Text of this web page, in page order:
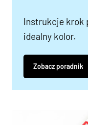
Instrukcje krok
idealny kolor.
Zobacz poradnik